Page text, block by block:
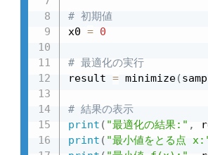
# 初期値
x0 = 0
# 最適化の実行
result = minimize(
# 結果の表示
print ( "最適化の結果:" ,
print ( "最小値をとる点